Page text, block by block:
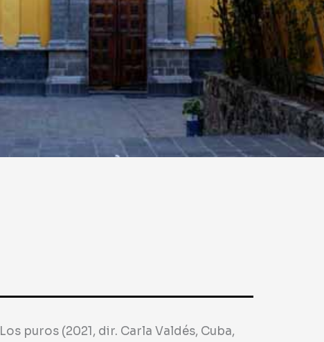
Los puros (2021, dir. Carla Valdés, Cuba,